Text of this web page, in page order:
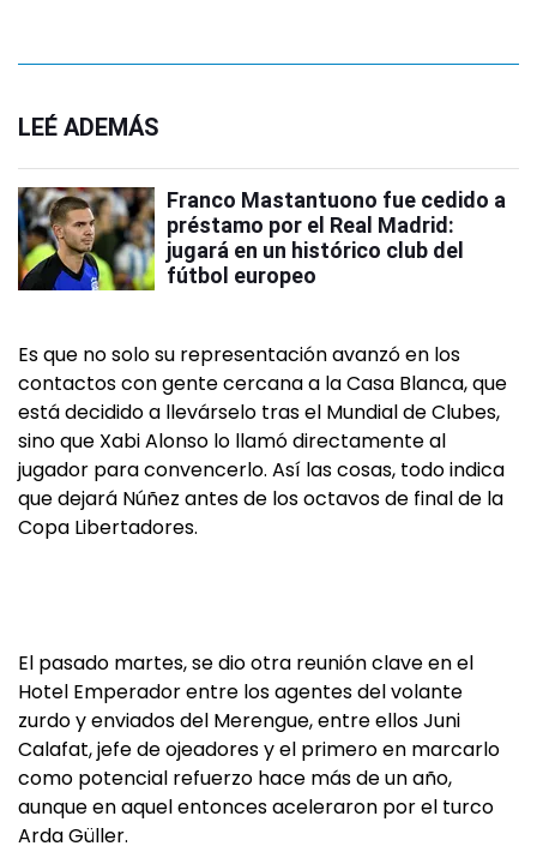
LEÉ ADEMÁS
Franco Mastantuono fue cedido a
préstamo por el Real Madrid:
jugará en un histórico club del
fútbol europeo
Es que no solo su representación avanzó en los
contactos con gente cercana a la Casa Blanca, que
está decidido a llevárselo tras el Mundial de Clubes,
sino que Xabi Alonso lo llamó directamente al
jugador para convencerlo. Así las cosas, todo indica
que dejará Núñez antes de los octavos de final de la
Copa Libertadores.
El pasado martes, se dio otra reunión clave en el
Hotel Emperador entre los agentes del volante
zurdo y enviados del Merengue, entre ellos Juni
Calafat, jefe de ojeadores y el primero en marcarlo
como potencial refuerzo hace más de un año,
aunque en aquel entonces aceleraron por el turco
Arda Güller.